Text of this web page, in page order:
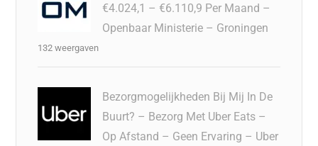
€4.024,1 – €6.110,9 Per Maand –
Openbaar Ministerie – Groningen
132 weergaven
Bezorgmogelijkheden Bij Mij In De
Buurt? – Bezorg Met Uber Eats –
Op Afstand – Geen Ervaring – Uber